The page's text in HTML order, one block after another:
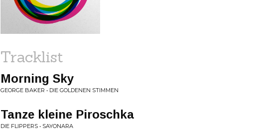
Tracklist
Morning Sky
GEORGE BAKER • DIE GOLDENEN STIMMEN
Tanze kleine Piroschka
DIE FLIPPERS • SAYONARA